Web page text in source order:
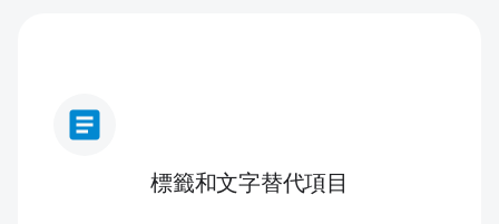
article
標籤和文字替代項目